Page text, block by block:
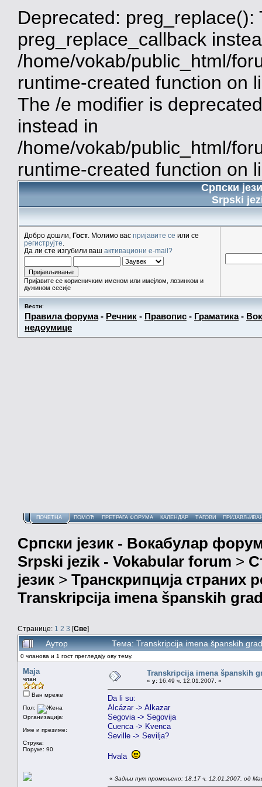
Deprecated:
preg_replace_callback
/home/vokab/public_html/
runtime-created function on
The /e modifier is
instead in
/home/vokab/public_html/
runtime-created function on
Српски
Srpski
Добро дошли, Гост . Молимо вас пријавите се или се
региструјте
Да ли сте изгубили ваш активациони e-mail?
Пријавите се корисничким именом или имејлом, лозинком и
дужином сесије
Вести:
Правила форума- Речник - Правопис - Граматика-
недоумице
ПОЧЕТНА ПОМОЋ ПРЕТРАГА ФОРУМА КАЛЕНДАР ТАГОВИ
Српски језик - Вокабулар
Srpski jezik - Vokabular forum >
језик > Транскрипција страних
Transkripcija imena španskih
Странице: 1 2 3 [Све]
Аутор Тема: Transkripcija imena španskih
0 чланова и 1 гост прегледају ову тему.
Maja
члан
Ван мреже
Пол:
Организација:
Име и презиме:
Струка:
Поруке: 90
Transkripcija imena španskih
« у: 16.49 ч. 12.01.2007. »
Da li su:
Alcázar -> Alkazar
Segovia -> Segovija
Cuenca -> Kvenca
Seville -> Sevilja?
Hvala
« Задњи пут промењено: 18.17 ч. 12.01.2007. од